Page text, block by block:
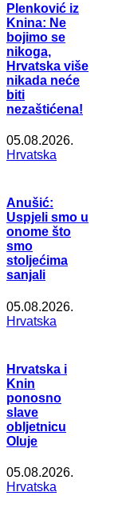
Plenković iz
Knina: Ne
bojimo se
nikoga,
Hrvatska više
nikada neće
biti
nezaštićena!
05.08.2026.
Hrvatska
Anušić:
Uspjeli smo u
onome što
smo
stoljećima
sanjali
05.08.2026.
Hrvatska
Hrvatska i
Knin
ponosno
slave
obljetnicu
Oluje
05.08.2026.
Hrvatska